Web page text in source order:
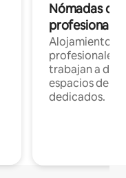
Nómadas
Alojamientos
profesionales
trabajan a
espacios de
dedicados.